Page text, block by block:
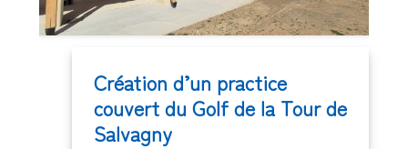
Création d’un practice
couvert du Golf de la Tour de
Salvagny